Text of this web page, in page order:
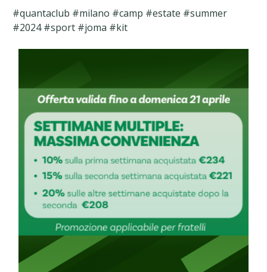
#quantaclub #milano #camp #estate #summer
#2024 #sport #joma #kit